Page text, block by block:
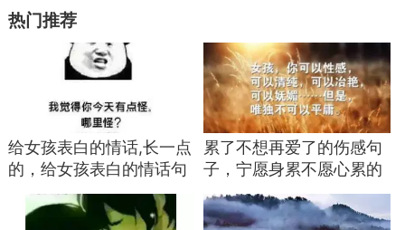
许下长久的期许，中老年夫妻说起这句话，则是对
后半辈子相守的笃定。可以在饭后散步，或是安静
独处的时刻轻声诉说，这句话勾勒出安稳长久的未
来，打消对方对于晚年孤身一人的顾虑。长久的感
情，终究都归于三餐四季的琐碎，把相守到老的心
愿直白讲出来，便是最踏实的浪漫。
很多人会误以为，情话就是花言巧语，只适合
热门推荐
给女孩表白的情话,长一点
的，给女孩表白的情话句
子，情话最暖心短句给女
生 ...
累了不想再爱了的伤感句
子，宁愿身累不愿心累的
说说